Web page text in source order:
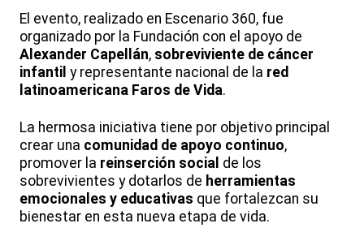
El evento, realizado en Escenario 360, fue
organizado por la Fundación con el apoyo de
Alexander Capellán, sobreviviente de cáncer
infantil y representante nacional de la red
latinoamericana Faros de Vida.
La hermosa iniciativa tiene por objetivo principal
crear una comunidad de apoyo continuo,
promover la reinserción social de los
sobrevivientes y dotarlos de herramientas
emocionales y educativas que fortalezcan su
bienestar en esta nueva etapa de vida.